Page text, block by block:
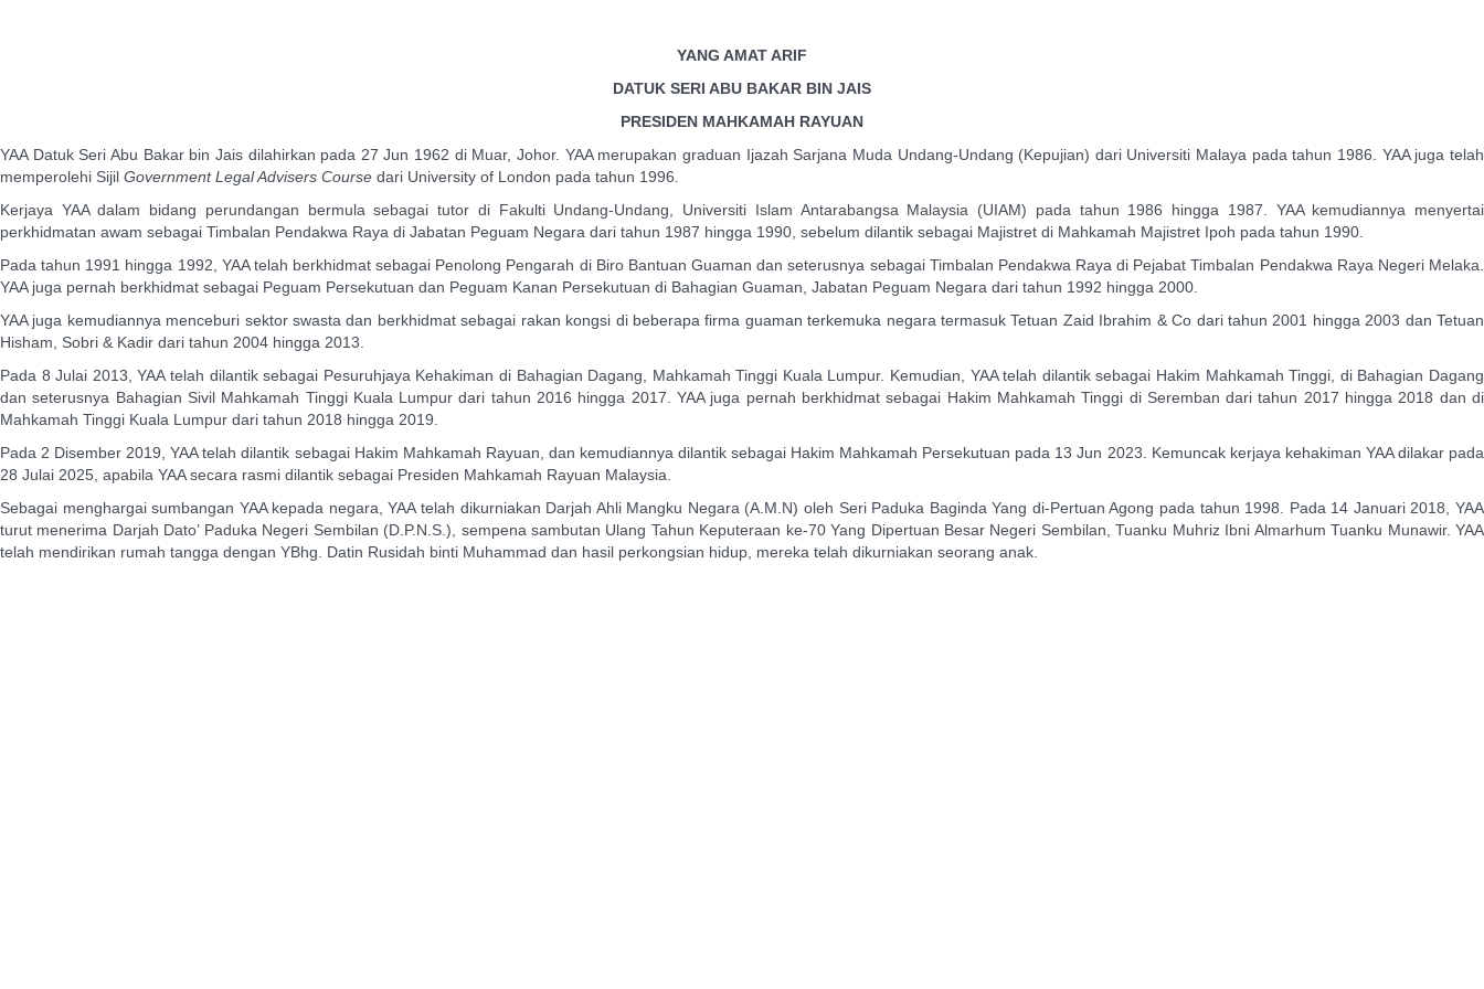
YANG AMAT ARIF
DATUK SERI ABU BAKAR BIN JAIS
PRESIDEN MAHKAMAH RAYUAN
YAA Datuk Seri Abu Bakar bin Jais dilahirkan pada 27 Jun 1962 di Muar, Johor. YAA merupakan graduan Ijazah Sarjana Muda Undang-Undang (Kepujian) dari Universiti Malaya pada tahun 1986. YAA juga telah
memperolehi Sijil Government Legal Advisers Course dari University of London pada tahun 1996.
Kerjaya YAA dalam bidang perundangan bermula sebagai tutor di Fakulti Undang-Undang, Universiti Islam Antarabangsa Malaysia (UIAM) pada tahun 1986 hingga 1987. YAA kemudiannya menyertai
perkhidmatan awam sebagai Timbalan Pendakwa Raya di Jabatan Peguam Negara dari tahun 1987 hingga 1990, sebelum dilantik sebagai Majistret di Mahkamah Majistret Ipoh pada tahun 1990.
Pada tahun 1991 hingga 1992, YAA telah berkhidmat sebagai Penolong Pengarah di Biro Bantuan Guaman dan seterusnya sebagai Timbalan Pendakwa Raya di Pejabat Timbalan Pendakwa Raya Negeri Melaka.
YAA juga pernah berkhidmat sebagai Peguam Persekutuan dan Peguam Kanan Persekutuan di Bahagian Guaman, Jabatan Peguam Negara dari tahun 1992 hingga 2000.
YAA juga kemudiannya menceburi sektor swasta dan berkhidmat sebagai rakan kongsi di beberapa firma guaman terkemuka negara termasuk Tetuan Zaid Ibrahim & Co dari tahun 2001 hingga 2003 dan Tetuan
Hisham, Sobri & Kadir dari tahun 2004 hingga 2013.
Pada 8 Julai 2013, YAA telah dilantik sebagai Pesuruhjaya Kehakiman di Bahagian Dagang, Mahkamah Tinggi Kuala Lumpur. Kemudian, YAA telah dilantik sebagai Hakim Mahkamah Tinggi, di Bahagian Dagang
dan seterusnya Bahagian Sivil Mahkamah Tinggi Kuala Lumpur dari tahun 2016 hingga 2017. YAA juga pernah berkhidmat sebagai Hakim Mahkamah Tinggi di Seremban dari tahun 2017 hingga 2018 dan di
Mahkamah Tinggi Kuala Lumpur dari tahun 2018 hingga 2019.
Pada 2 Disember 2019, YAA telah dilantik sebagai Hakim Mahkamah Rayuan, dan kemudiannya dilantik sebagai Hakim Mahkamah Persekutuan pada 13 Jun 2023. Kemuncak kerjaya kehakiman YAA dilakar pada
28 Julai 2025, apabila YAA secara rasmi dilantik sebagai Presiden Mahkamah Rayuan Malaysia.
Sebagai menghargai sumbangan YAA kepada negara, YAA telah dikurniakan Darjah Ahli Mangku Negara (A.M.N) oleh Seri Paduka Baginda Yang di-Pertuan Agong pada tahun 1998. Pada 14 Januari 2018, YAA
turut menerima Darjah Dato’ Paduka Negeri Sembilan (D.P.N.S.), sempena sambutan Ulang Tahun Keputeraan ke-70 Yang Dipertuan Besar Negeri Sembilan, Tuanku Muhriz Ibni Almarhum Tuanku Munawir. YAA
telah mendirikan rumah tangga dengan YBhg. Datin Rusidah binti Muhammad dan hasil perkongsian hidup, mereka telah dikurniakan seorang anak.